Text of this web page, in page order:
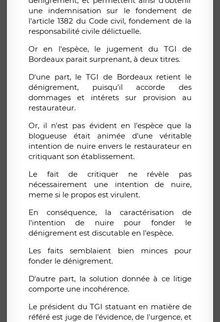
une indemnisation sur le fondement de
l'article 1382 du Code civil, fondement de la
responsabilité civile délictuelle.
Or en l'espèce, le jugement du TGI de
Bordeaux parait surprenant, à deux titres.
D'une part, le TGI de Bordeaux retient le
dénigrement, puisqu'il accorde des
dommages et intérets sur provision au
restaurateur.
Or, il n'est pas évident en l'espèce que la
blogueuse était animée d'une véritable
intention de nuire envers le restaurateur en
critiquant son établissement.
Le fait de critiquer ne révèle pas
nécessairement une intention de nuire,
meme si le propos est virulent.
En conséquence, la caractérisation de
l'intention de nuire pour fonder le
dénigrement est discutable en l'espèce.
Les faits semblaient bien minces pour
fonder le dénigrement.
D'autre part, la solution donnée à ce litige
comporte une incohérence.
Le président du TGI statuant en matière de
référé est juge de l'évidence, de l'urgence, et